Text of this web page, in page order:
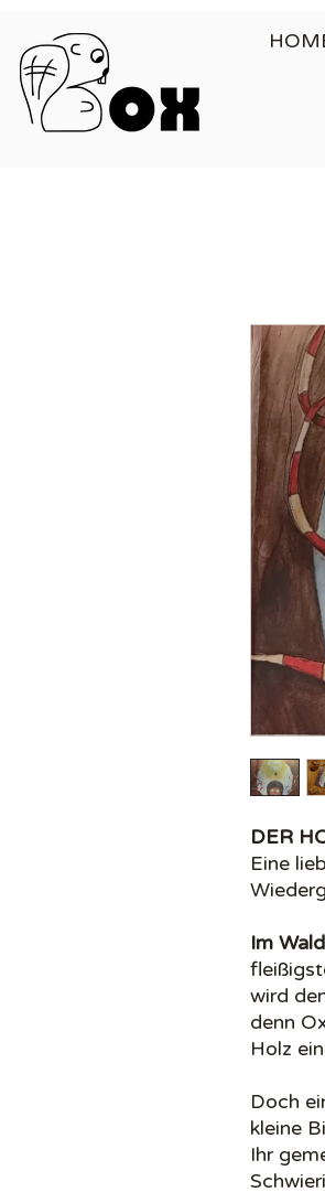
DER
Eine
Im
wird
denn
Holz
Doch
kleine
Ihr